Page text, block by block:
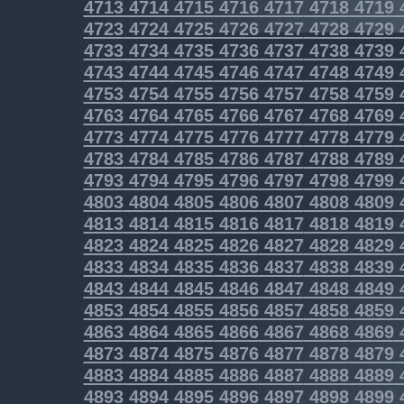
47134714471547164717 47184719
4723472447254726472747284729
4733473447354736473747384739
4743474447454746474747484749
4753475447554756475747584759
4763476447654766476747684769
4773477447754776477747784779
4783478447854786478747884789
4793479447954796479747984799
4803480448054806480748084809
4813481448154816481748184819
4823482448254826482748284829
4833483448354836483748384839
4843484448454846484748484849
4853485448554856485748584859
4863486448654866486748684869
4873487448754876487748784879
4883488448854886488748884889
4893489448954896489748984899